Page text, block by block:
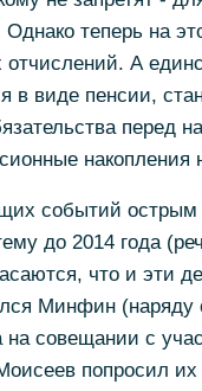
теперь на
отчислений. А
в виде пенсии,
накопления
событий острым
до 2014 года
что и эти
Минфин
на совещании с
попросил